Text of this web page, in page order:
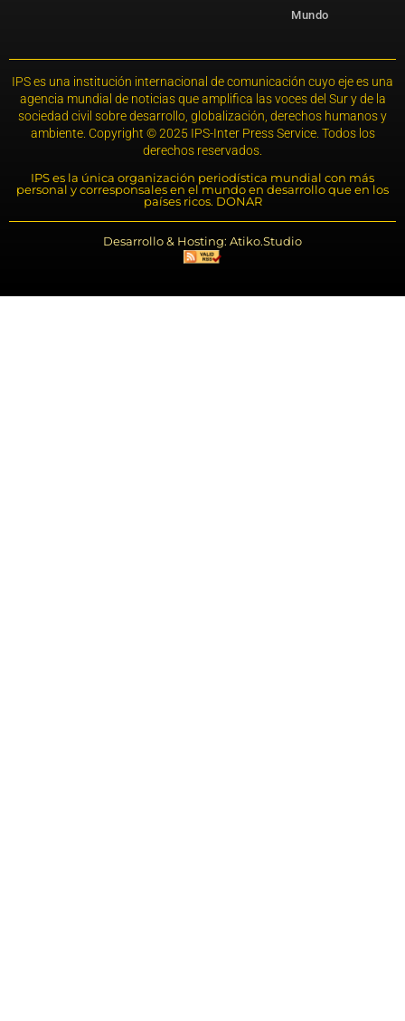
Mundo
IPS es una institución internacional de comunicación cuyo eje es una
agencia mundial de noticias que amplifica las voces del Sur y de la
sociedad civil sobre desarrollo, globalización, derechos humanos y
ambiente. Copyright © 2025 IPS-Inter Press Service. Todos los
derechos reservados.
IPS es la única organización periodística mundial con más
personal y corresponsales en el mundo en desarrollo que en los
países ricos. DONAR
Desarrollo & Hosting: Atiko.Studio